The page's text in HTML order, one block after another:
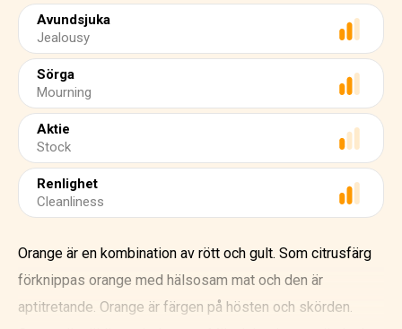
Avundsjuka
Jealousy
Sörga
Mourning
Aktie
Stock
Renlighet
Cleanliness
Orange är en kombination av rött och gult. Som citrusfärg
förknippas orange med hälsosam mat och den är
aptitretande. Orange är färgen på hösten och skörden.